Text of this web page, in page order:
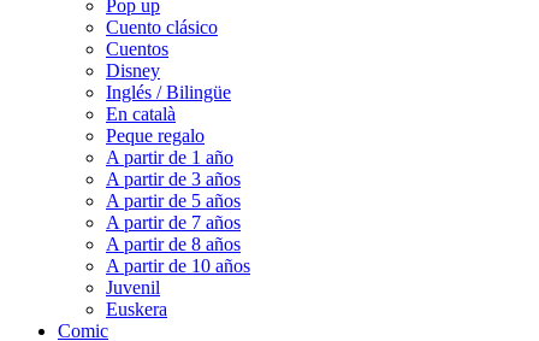
Pop up
Cuento clásico
Cuentos
Disney
Inglés / Bilingüe
En català
Peque regalo
A partir de 1 año
A partir de 3 años
A partir de 5 años
A partir de 7 años
A partir de 8 años
A partir de 10 años
Juvenil
Euskera
Comic